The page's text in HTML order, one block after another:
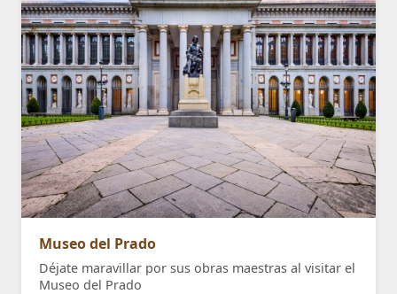
Museo del Prado
Déjate maravillar por sus obras maestras al visitar el
Museo del Prado